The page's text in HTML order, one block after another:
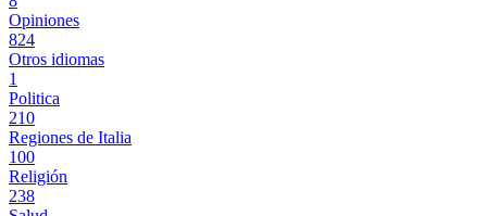
Opiniones
824
Otros idiomas
1
Politica
210
Regiones de Italia
100
Religión
238